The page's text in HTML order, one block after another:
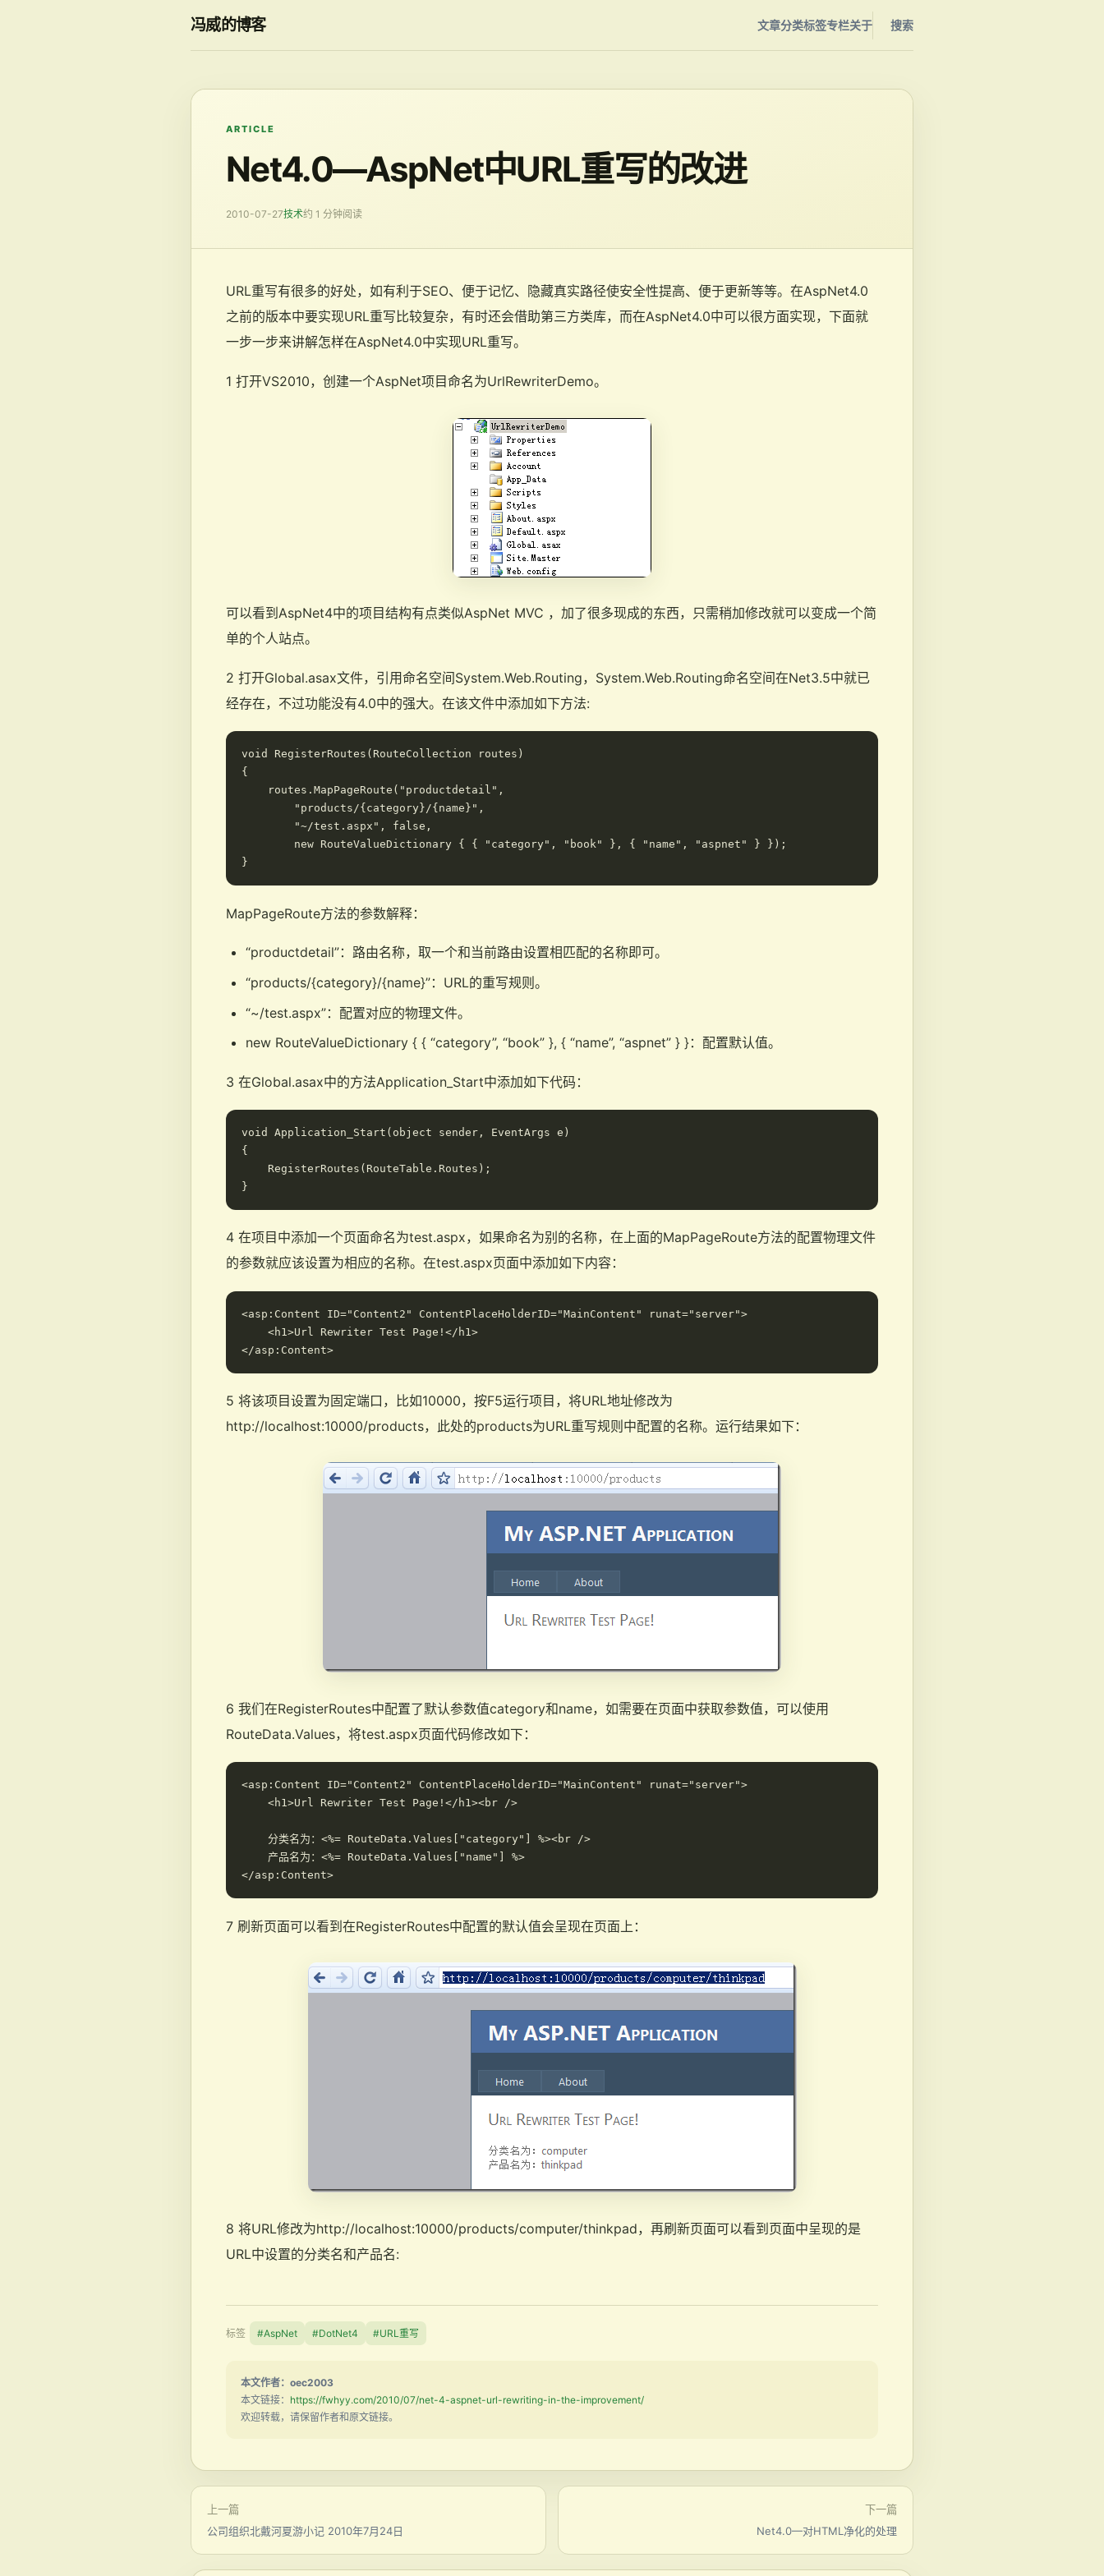
冯威的博客 文章分类标签专栏关于 搜索
ARTICLE
Net4.0—AspNet中URL重写的改进
2010-07-27技术约 1 分钟阅读
URL重写有很多的好处，如有利于SEO、便于记忆、隐藏真实路径使安全性提高、便于更新等等。在AspNet4.0
之前的版本中要实现URL重写比较复杂，有时还会借助第三方类库，而在AspNet4.0中可以很方面实现，下面就
一步一步来讲解怎样在AspNet4.0中实现URL重写。
1 打开VS2010，创建一个AspNet项目命名为UrlRewriterDemo。
可以看到AspNet4中的项目结构有点类似AspNet MVC ，加了很多现成的东西，只需稍加修改就可以变成一个简
单的个人站点。
2 打开Global.asax文件，引用命名空间System.Web.Routing，System.Web.Routing命名空间在Net3.5中就已
经存在，不过功能没有4.0中的强大。在该文件中添加如下方法:
void RegisterRoutes(RouteCollection routes)
{
    routes.MapPageRoute("productdetail",
        "products/{category}/{name}",
        "~/test.aspx", false,
        new RouteValueDictionary { { "category", "book" }, { "name", "aspnet" } });
MapPageRoute方法的参数解释：
“productdetail”：路由名称，取一个和当前路由设置相匹配的名称即可。
“products/{category}/{name}”：URL的重写规则。
“~/test.aspx”：配置对应的物理文件。
new RouteValueDictionary { { “category”, “book” }, { “name”, “aspnet” } }：配置默认值。
3 在Global.asax中的方法Application_Start中添加如下代码：
void Application_Start(object sender, EventArgs e)
{
    RegisterRoutes(RouteTable.Routes);
4 在项目中添加一个页面命名为test.aspx，如果命名为别的名称，在上面的MapPageRoute方法的配置物理文件
的参数就应该设置为相应的名称。在test.aspx页面中添加如下内容：
<asp:Content ID="Content2" ContentPlaceHolderID="MainContent" runat="server">
    <h1>Url Rewriter Test Page!</h1>
5 将该项目设置为固定端口，比如10000，按F5运行项目，将URL地址修改为
http://localhost:10000/products，此处的products为URL重写规则中配置的名称。运行结果如下：
6 我们在RegisterRoutes中配置了默认参数值category和name，如需要在页面中获取参数值，可以使用
RouteData.Values，将test.aspx页面代码修改如下：
<asp:Content ID="Content2" ContentPlaceHolderID="MainContent" runat="server">
    <h1>Url Rewriter Test Page!</h1><br />
    分类名为：<%= RouteData.Values["category"] %><br />
    产品名为：<%= RouteData.Values["name"] %>
7 刷新页面可以看到在RegisterRoutes中配置的默认值会呈现在页面上：
8 将URL修改为http://localhost:10000/products/computer/thinkpad，再刷新页面可以看到页面中呈现的是
URL中设置的分类名和产品名:
标签 #AspNet #DotNet4 #URL重写
本文作者：oec2003
本文链接： https://fwhyy.com/2010/07/net-4-aspnet-url-rewriting-in-the-improvement/
欢迎转载，请保留作者和原文链接。
上一篇
公司组织北戴河夏游小记 2010年7月24日
下一篇
Net4.0—对HTML净化的处理